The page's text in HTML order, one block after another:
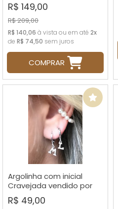
R$ 149,00
R$ 209,00
R$ 140,06 à vista ou em até 2x
de R$ 74,50 sem juros
COMPRAR
Argolinha com inicial
Cravejada vendido por
peça (escolha a sua)
R$ 49,00